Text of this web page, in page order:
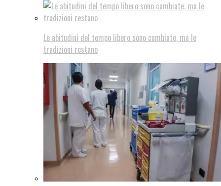
Le abitudini del tempo libero sono cambiate, ma le
tradizioni restano